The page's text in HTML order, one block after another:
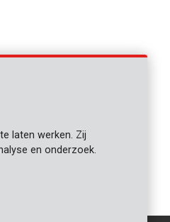
laten werken. Zij
en onderzoek.